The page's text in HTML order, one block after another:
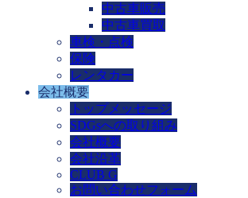
中古車販売
中古車買取
車検・点検
保険
レンタカー
会社概要
トップメッセージ
SDGsへの取り組み
会社概要
会社沿革
CLUB G
お問い合わせフォーム